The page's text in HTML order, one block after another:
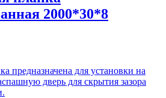
2000*30*8
предназначена для установки на
дверь для скрытия зазора